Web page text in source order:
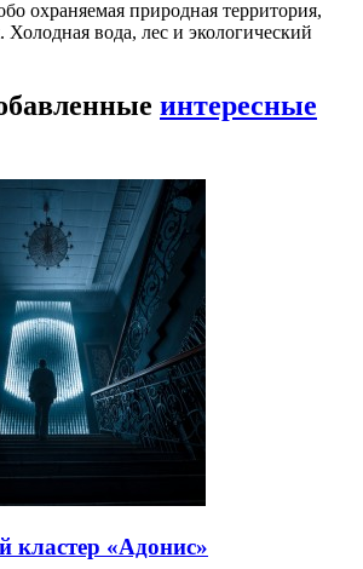
охраняемая природная территория,
Холодная вода, лес и экологический
интересные
кластер «Адонис»